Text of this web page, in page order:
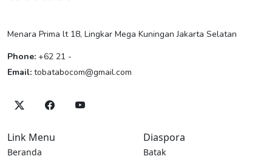
Menara Prima lt 18, Lingkar Mega Kuningan Jakarta Selatan
Phone: +62 21 -
Email: tobatabocom@gmail.com
Link Menu
Beranda
Diaspora
Batak